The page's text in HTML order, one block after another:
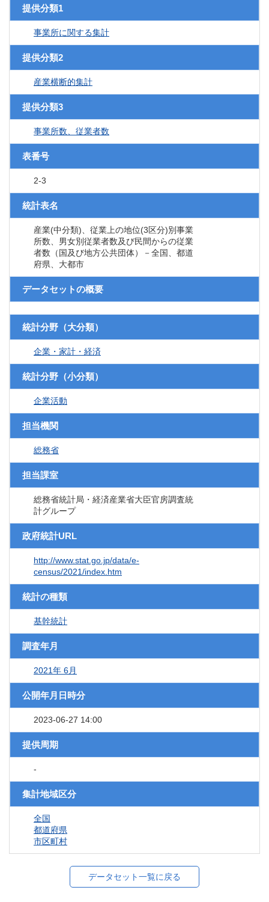
提供分類1
事業所に関する集計
提供分類2
産業横断的集計
提供分類3
事業所数、従業者数
表番号
2-3
統計表名
産業(中分類)、従業上の地位(3区分)別事業
所数、男女別従業者数及び民間からの従業
者数（国及び地方公共団体）－全国、都道
府県、大都市
データセットの概要
統計分野（大分類）
企業・家計・経済
統計分野（小分類）
企業活動
担当機関
総務省
担当課室
総務省統計局・経済産業省大臣官房調査統
計グループ
政府統計URL
http://www.stat.go.jp/data/e-
census/2021/index.htm
統計の種類
基幹統計
調査年月
2021年 6月
公開年月日時分
2023-06-27 14:00
提供周期
-
集計地域区分
全国
都道府県
市区町村
データセット一覧に戻る